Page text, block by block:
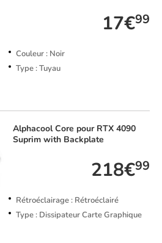
17€99
Couleur : Noir
Type : Tuyau
AlphacoolCore pour RTX 4090
Suprim with Backplate
218€99
Rétroéclairage : Rétroéclairé
Type : Dissipateur Carte Graphique